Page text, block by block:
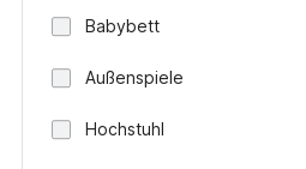
Babybett
Außenspiele
Hochstuhl